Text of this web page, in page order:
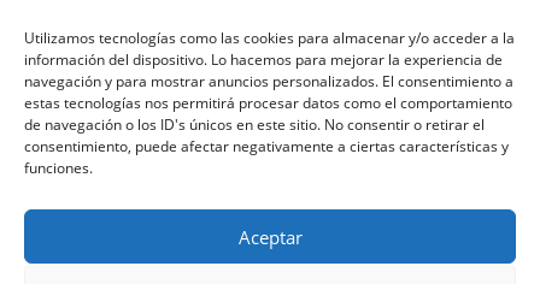
Utilizamos tecnologías como las cookies para almacenar y/o acceder a la
información del dispositivo. Lo hacemos para mejorar la experiencia de
navegación y para mostrar anuncios personalizados. El consentimiento a
estas tecnologías nos permitirá procesar datos como el comportamiento
de navegación o los ID's únicos en este sitio. No consentir o retirar el
consentimiento, puede afectar negativamente a ciertas características y
funciones.
Aceptar
¿Cuánto tiempo tarda el SEO local en mostrar resultados?
¿Necesito una web nueva para posicionar mi negocio?
¿Cuánto cuesta el servicio de SEO local en San Lorenzo
del Cardezar?
¿Puedo combinar SEO local con campañas de anuncios?